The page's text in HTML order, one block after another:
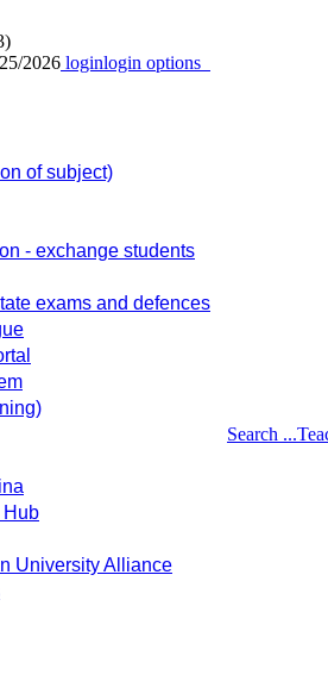
2026 loginlogin options
of subject)
- exchange students
exams and defences
Hub
University Alliance
Search ...